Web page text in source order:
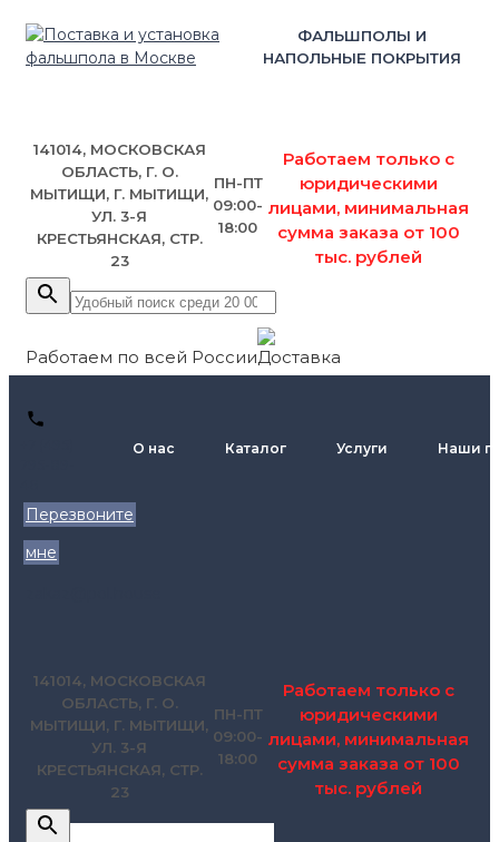
ФАЛЬШПОЛЫ И
НАПОЛЬНЫЕ ПОКРЫТИЯ
141014, МОСКОВСКАЯ
ОБЛАСТЬ, Г. О.
МЫТИЩИ, Г. МЫТИЩИ,
УЛ. 3-Я
КРЕСТЬЯНСКАЯ, СТР.
23
ПН-ПТ
09:00-
18:00
Работаем только с
юридическими
лицами, минимальная
сумма заказа от 100
тыс. рублей
Работаем по всей России
Перезвоните
мне
О нас Каталог Услуги Наши
141014, МОСКОВСКАЯ
ОБЛАСТЬ, Г. О.
МЫТИЩИ, Г. МЫТИЩИ,
УЛ. 3-Я
КРЕСТЬЯНСКАЯ, СТР.
23
ПН-ПТ
09:00-
18:00
Работаем только с
юридическими
лицами, минимальная
сумма заказа от 100
тыс. рублей